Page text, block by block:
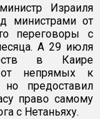
Израиля
министрами от
переговоры с
А 29 июля
в Каире
от непрямых к
предоставил
право самому
с Нетаньяху.